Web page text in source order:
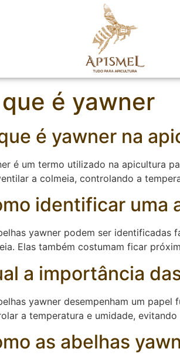
é yawner
é yawner na
é um termo utilizado na apicultura
a colmeia, controlando a
identificar uma
yawner podem ser identificadas
Elas também costumam ficar
a importância
yawner desempenham um
a temperatura e umidade,
as abelhas